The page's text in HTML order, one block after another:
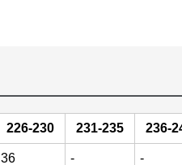
226-230 231-235 236-
36 - -